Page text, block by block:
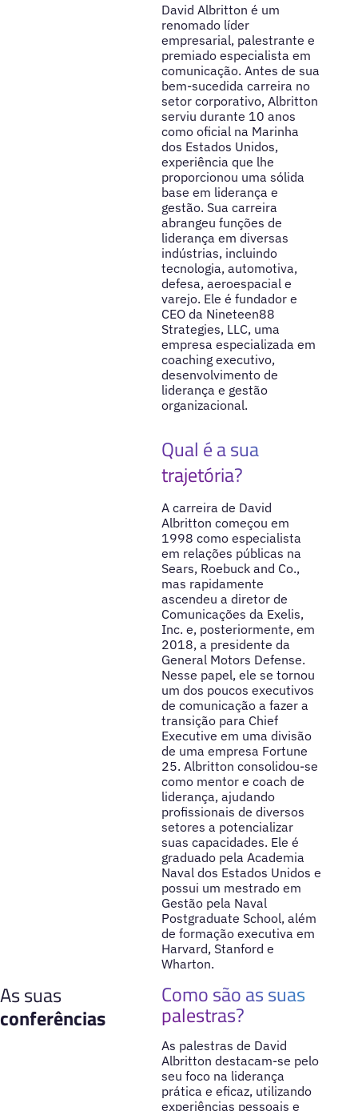
David Albritton é um
renomado líder
empresarial, palestrante e
premiado especialista em
comunicação. Antes de sua
bem-sucedida carreira no
setor corporativo, Albritton
serviu durante 10 anos
como oficial na Marinha
dos Estados Unidos,
experiência que lhe
proporcionou uma sólida
base em liderança e
gestão. Sua carreira
abrangeu funções de
liderança em diversas
indústrias, incluindo
tecnologia, automotiva,
defesa, aeroespacial e
varejo. Ele é fundador e
CEO da Nineteen88
Strategies, LLC, uma
empresa especializada em
coaching executivo,
desenvolvimento de
liderança e gestão
organizacional.
Qual é a sua
trajetória?
A carreira de David
Albritton começou em
1998 como especialista
em relações públicas na
Sears, Roebuck and Co.,
mas rapidamente
ascendeu a diretor de
Comunicações da Exelis,
Inc. e, posteriormente, em
2018, a presidente da
General Motors Defense.
Nesse papel, ele se tornou
um dos poucos executivos
de comunicação a fazer a
transição para Chief
Executive em uma divisão
de uma empresa Fortune
25. Albritton consolidou-se
como mentor e coach de
liderança, ajudando
profissionais de diversos
setores a potencializar
suas capacidades. Ele é
graduado pela Academia
Naval dos Estados Unidos e
possui um mestrado em
Gestão pela Naval
Postgraduate School, além
de formação executiva em
Harvard, Stanford e
Wharton.
As suas
conferências
Como são as suas
palestras?
As palestras de David
Albritton destacam-se pelo
seu foco na liderança
prática e eficaz, utilizando
experiências pessoais e